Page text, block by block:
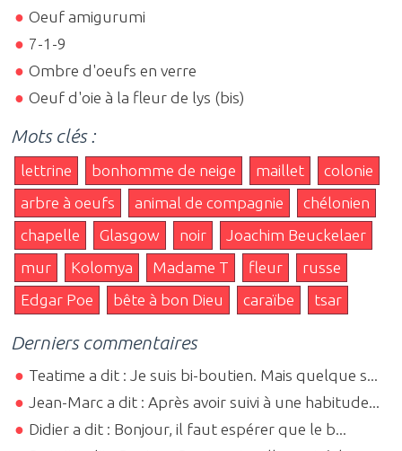
Oeuf amigurumi
7-1-9
Ombre d'oeufs en verre
Oeuf d'oie à la fleur de lys (bis)
Mots clés :
lettrine bonhomme de neige maillet
colonie
arbre à oeufs
animal de compagnie
chélonien
chapelle
Glasgow noir
Joachim Beuckelaer
mur
Kolomya Madame T fleur
russe
Edgar Poe
bête à bon Dieu caraïbe tsar
Derniers commentaires
Teatime a dit : Je suis bi-boutien. Mais quelque s...
Jean-Marc a dit : Après avoir suivi à une habitude...
Didier a dit : Bonjour, il faut espérer que le b...